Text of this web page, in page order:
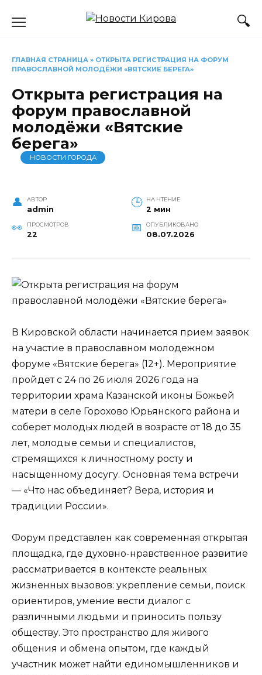
ГЛАВНАЯ СТРАНИЦА » ОТКРЫТА РЕГИСТРАЦИЯ НА ФОРУМ
ПРАВОСЛАВНОЙ МОЛОДЁЖИ «ВЯТСКИЕ БЕРЕГА»
Открыта регистрация на
форум православной
молодёжи «Вятские
берега»
НОВОСТИ ГОРОДА
АВТОР
admin
НА ЧТЕНИЕ
2 мин
ПРОСМОТРОВ
22
ОПУБЛИКОВАНО
08.07.2026
В Кировской области начинается прием заявок
на участие в православном молодежном
форуме «Вятские берега» (12+). Мероприятие
пройдет с 24 по 26 июля 2026 года на
территории храма Казанской иконы Божьей
матери в селе Горохово Юрьянского района и
соберет молодых людей в возрасте от 18 до 35
лет, молодые семьи и специалистов,
стремящихся к личностному росту и
насыщенному досугу. Основная тема встречи
— «Что нас объединяет? Вера, история и
традиции России».
Форум представлен как современная открытая
площадка, где духовно-нравственное развитие
рассматривается в контексте реальных
жизненных вызовов: укрепление семьи, поиск
ориентиров, умение вести диалог с
различными людьми и приносить пользу
обществу. Это пространство для живого
общения и обмена опытом, где каждый
участник может найти единомышленников и